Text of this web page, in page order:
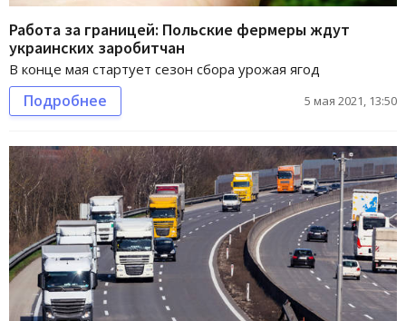
Работа за границей: Польские фермеры ждут
украинских заробитчан
В конце мая стартует сезон сбора урожая ягод
Подробнее 5 мая 2021, 13:50